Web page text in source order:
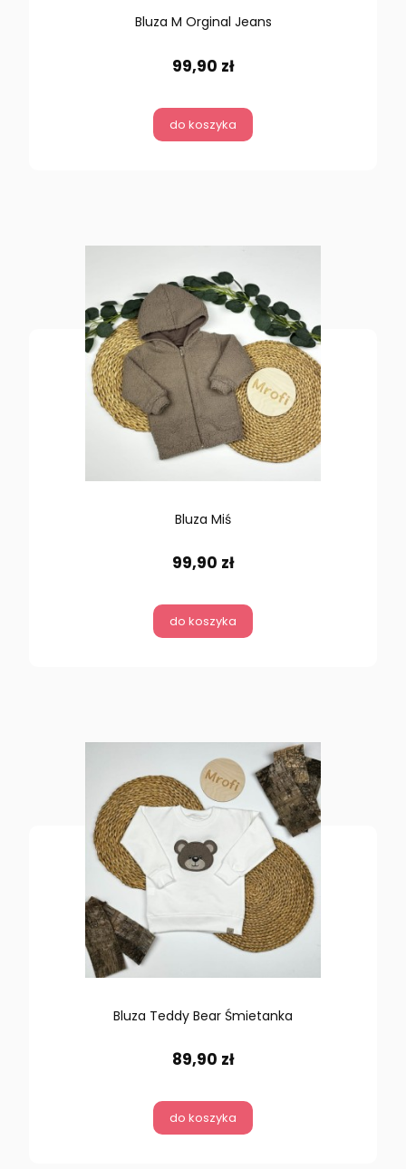
Bluza M Orginal Jeans
99,90 zł
do koszyka
Bluza Miś
99,90 zł
do koszyka
Bluza Teddy Bear Śmietanka
89,90 zł
do koszyka